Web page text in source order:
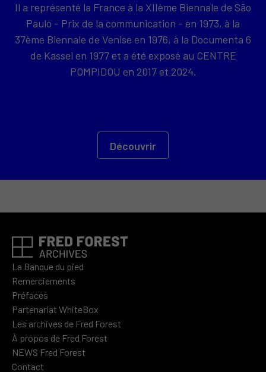
Il a représenté la France à la XIIème Biennale de São
Paulo - Prix de la communication - en 1973, à la
37ème Biennale de Venise en 1976, à la Documenta 6
de Kassel en 1977 et a été exposé au CENTRE
POMPIDOU en 2017 et 2024.
Découvrir
La Banque du pied
Remerciements
Préfaces
Partenariat WhiteBox
Les archives de Fred Forest
À propos de Fred Forest
NEWS Fred Forest
Contact